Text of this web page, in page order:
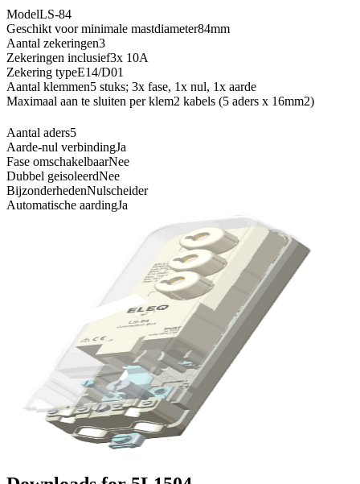
ModelLS-84
Geschikt voor minimale mastdiameter84mm
Aantal zekeringen3
Zekeringen inclusief3x 10A
Zekering typeE14/D01
Aantal klemmen5 stuks; 3x fase, 1x nul, 1x aarde
Maximaal aan te sluiten per klem2 kabels (5 aders x 16mm2)
Aantal aders5
Aarde-nul verbindingJa
Fase omschakelbaarNee
Dubbel geisoleerdNee
BijzonderhedenNulscheider
Automatische aardingJa